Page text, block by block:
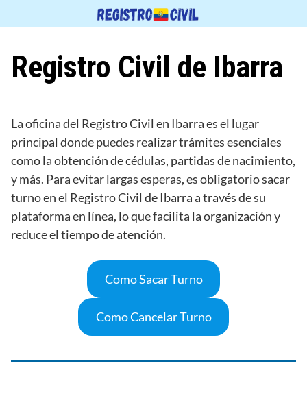
al
Registro Civil de Ibarra
La oficina del Registro Civil en Ibarra es el lugar
principal donde puedes realizar trámites esenciales
como la obtención de cédulas, partidas de nacimiento,
y más. Para evitar largas esperas, es obligatorio sacar
turno en el Registro Civil de Ibarra a través de su
plataforma en línea, lo que facilita la organización y
reduce el tiempo de atención.
Como Sacar Turno
Como Cancelar Turno